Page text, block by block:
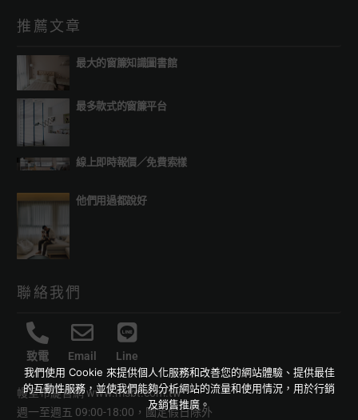
推薦文章
最大的窗簾知識圖書館
最多款式的窗簾平台
線上即時報價／免費索樣
他們用過都說好
聯絡我們
致電 Email Line
幔室布緹官網www.msbt.com.tw
週一至週五 09:00-18:00，國定假日除外
我們使用 Cookie 來提供個人化服務和改善您的網站體驗、提供最佳
的互動性服務，並使我們能夠分析網站的流量和使用情況，用於行銷
及銷售推廣。